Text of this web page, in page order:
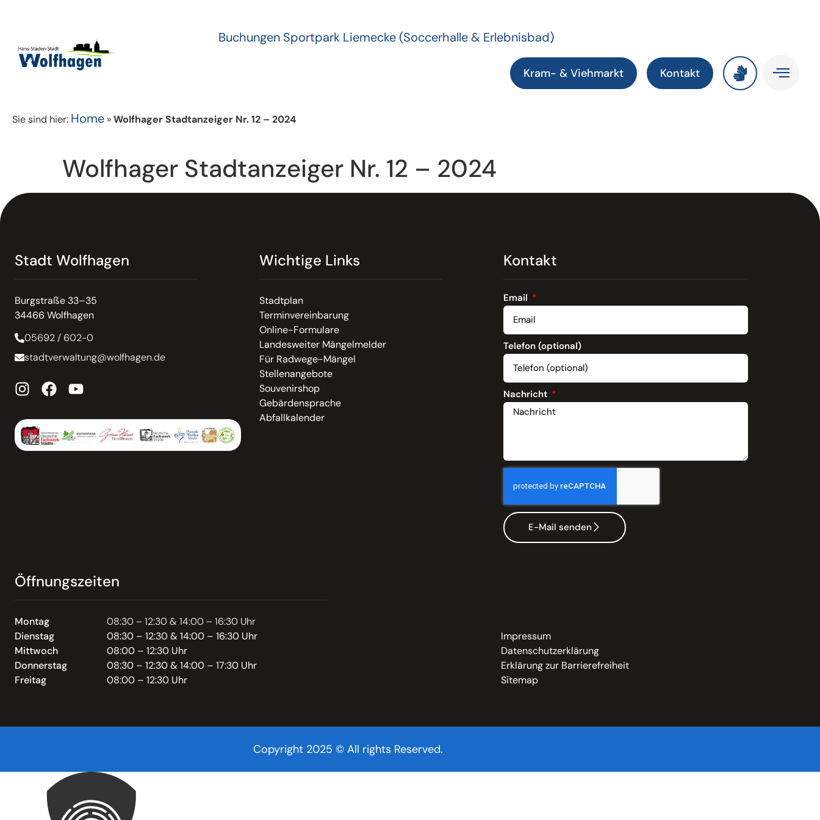
Buchungen Sportpark Liemecke (Soccerhalle & Erlebnisbad)
Kram- & Viehmarkt Kontakt
Sie sind hier: Home »Wolfhager Stadtanzeiger Nr. 12 – 2024
Wolfhager Stadtanzeiger Nr. 12 – 2024
Stadt Wolfhagen
Burgstraße 33–35
34466 Wolfhagen
05692 / 602-0
stadtverwaltung@wolfhagen.de
Wichtige Links
Stadtplan
Terminvereinbarung
Online-Formulare
Landesweiter Mängelmelder
Für Radwege-Mängel
Stellenangebote
Souvenirshop
Gebärdensprache
Abfallkalender
Kontakt
Email
Telefon (optional)
Nachricht
E-Mail senden
Öffnungszeiten
Montag
08:30 – 12:30 & 14:00 – 16:30 Uhr
Dienstag
08:30 – 12:30 & 14:00 – 16:30 Uhr
Mittwoch
08:00 – 12:30 Uhr
Donnerstag
08:30 – 12:30 & 14:00 – 17:30 Uhr
Freitag
08:00 – 12:30 Uhr
Impressum
Datenschutzerklärung
Erklärung zur Barrierefreiheit
Sitemap
Copyright 2025 © All rights Reserved.